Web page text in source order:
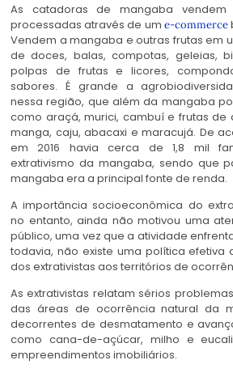
As catadoras de mangaba
processadas através de um e-commerce
Vendem a mangaba e outras frutas em
de doces, balas, compotas, geleias,
polpas de frutas e licores,
sabores. É grande a
nessa região, que além da mangaba
como araçá, murici, cambuí e frutas de
manga, caju, abacaxi e maracujá. De
em 2016 havia cerca de 1,8 mil
extrativismo da mangaba, sendo que
mangaba era a principal fonte de renda.
A importância socioeconômica do
no entanto, ainda não motivou uma
público, uma vez que a atividade
todavia, não existe uma política efetiva
dos extrativistas aos territórios de
As extrativistas relatam sérios
das áreas de ocorrência natural da
decorrentes de desmatamento e
como cana-de-açúcar, milho e
empreendimentos imobiliários.